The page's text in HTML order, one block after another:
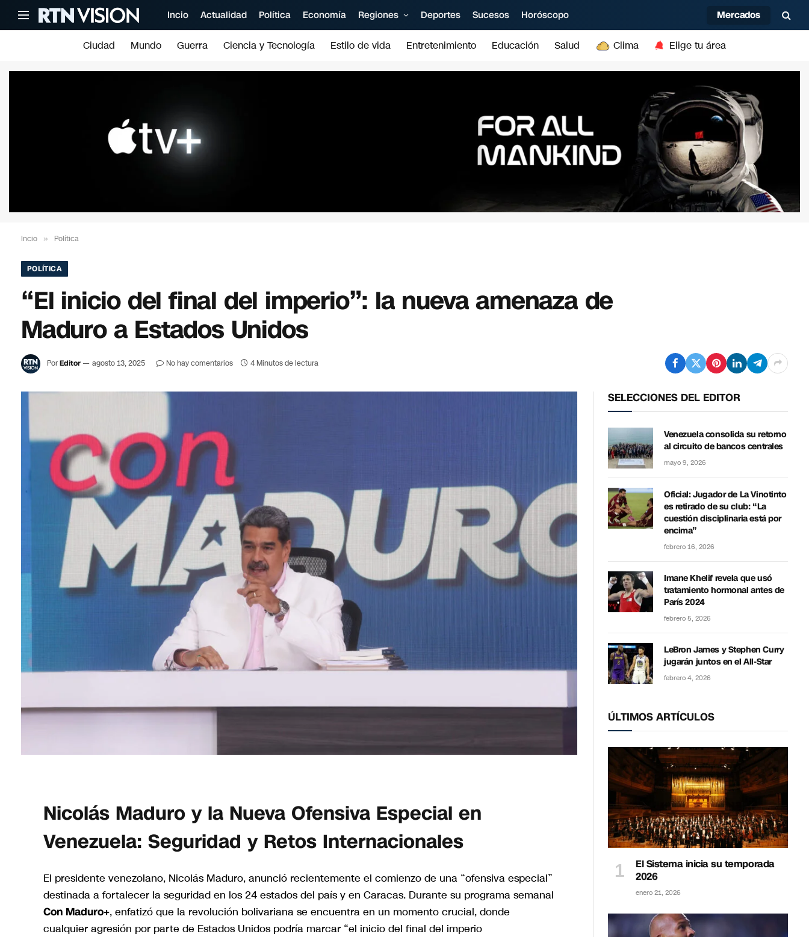
Incio Actualidad Política Economía Regiones Deportes Sucesos Horóscopo Mercados
Ciudad Mundo Guerra Ciencia y Tecnología Estilo de vida Entretenimiento Educación Salud Clima Elige tu área
Incio » Política
POLÍTICA
“El inicio del final del imperio”: la nueva amenaza de
Maduro a Estados Unidos
PorEditor agosto 13, 2025 No hay comentarios 4 Minutos de lectura
Nicolás Maduro y la Nueva Ofensiva Especial en
Venezuela: Seguridad y Retos Internacionales
El presidente venezolano, Nicolás Maduro, anunció recientemente el comienzo de una “ofensiva especial”
destinada a fortalecer la seguridad en los 24 estados del país y en Caracas. Durante su programa semanal
Con Maduro+, enfatizó que la revolución bolivariana se encuentra en un momento crucial, donde
cualquier agresión por parte de Estados Unidos podría marcar “el inicio del final del imperio
SELECCIONES DEL EDITOR
Venezuela consolida su retorno
al circuito de bancos centrales
mayo 9, 2026
Oficial: Jugador de La Vinotinto
es retirado de su club: “La
cuestión disciplinaria está por
encima”
febrero 16, 2026
Imane Khelif revela que usó
tratamiento hormonal antes de
París 2024
febrero 5, 2026
LeBron James y Stephen Curry
jugarán juntos en el All-Star
febrero 4, 2026
ÚLTIMOS ARTÍCULOS
El Sistema inicia su temporada
2026
enero 21, 2026